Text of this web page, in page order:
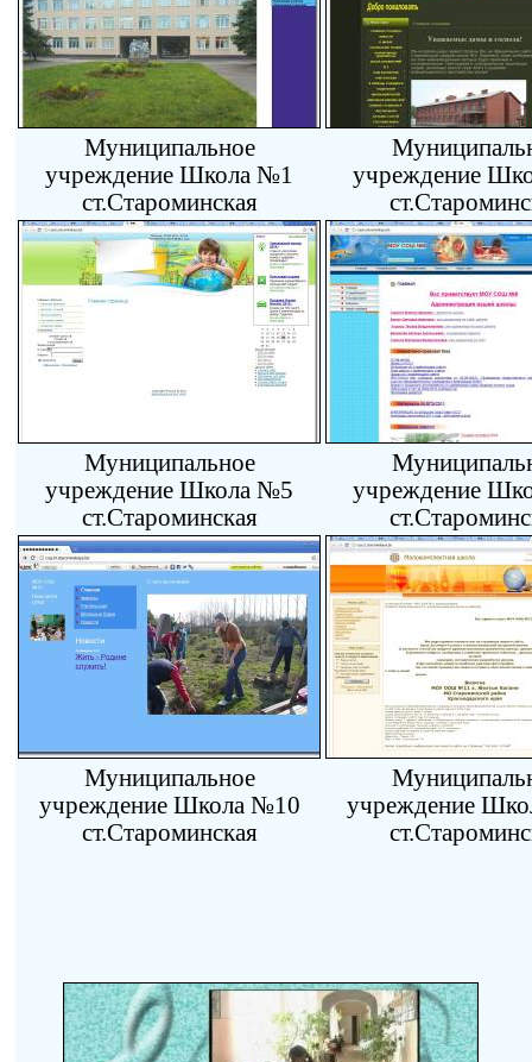
Муниципальное
учреждение Школа №1
ст.Староминская
учреждение
Муниципальное
учреждение Школа №5
ст.Староминская
учреждение
Муниципальное
учреждение Школа №10
ст.Староминская
учреждение